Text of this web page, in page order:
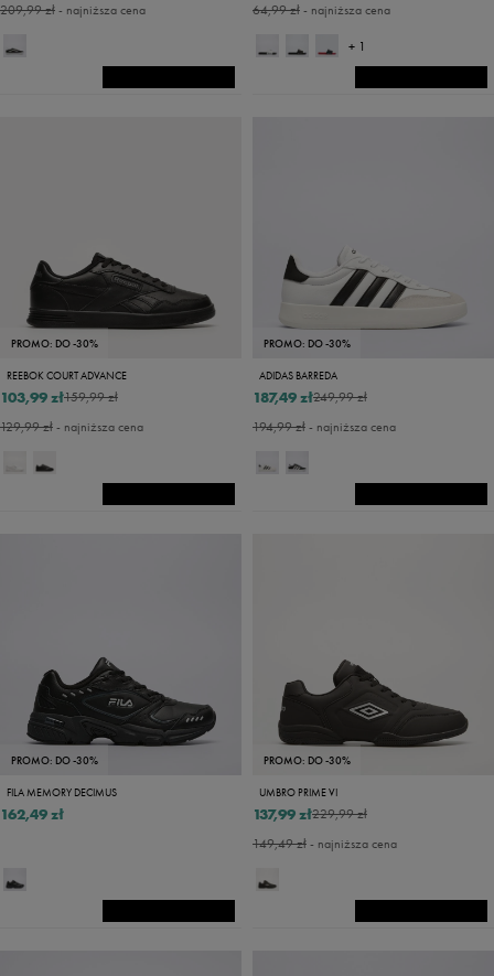
209,99 zł- najniższa cena 64,99 zł- najniższa cena
+ 1
PROMO: DO -30%
REEBOK COURT ADVANCE
159,99 zł
103,99 zł
129,99 zł- najniższa cena
PROMO: DO -30%
ADIDAS BARREDA
249,99 zł
187,49 zł
194,99 zł- najniższa cena
PROMO: DO -30%
FILA MEMORY DECIMUS
162,49 zł
PROMO: DO -30%
UMBRO PRIME VI
229,99 zł
137,99 zł
149,49 zł- najniższa cena